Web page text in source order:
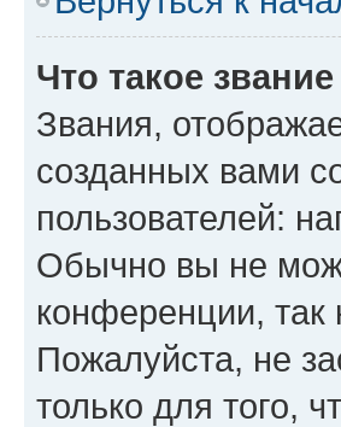
Что такое
Звания,
созданных вами
пользователей:
Обычно вы не
конференции, так
Пожалуйста, не
только для того,